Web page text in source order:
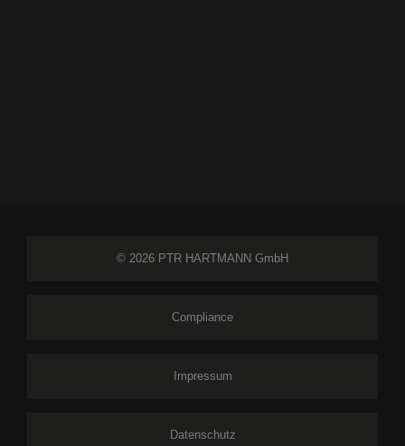
© 2026 PTR HARTMANN GmbH
Compliance
Impressum
Datenschutz